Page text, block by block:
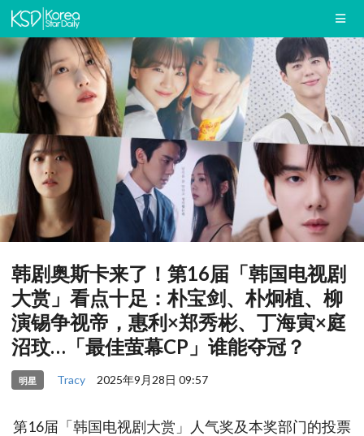
韩剧奥斯卡来了！第16届「韩国电视剧
大赏」看点十足：朴宝剑、朴炯植、柳
演锡争视帝，惠利×郑秀彬、丁海寅×庭
沼玟…「最佳萤幕CP」谁能夺冠？
明星 Tracy 2025年9月28日 09:57
第16届「韩国电视剧大赏」人气奖及本奖部门的投票